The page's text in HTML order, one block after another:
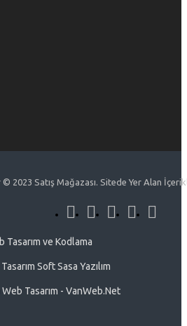
2023 Satış Mağazası. Sitede Yer Alan
ve Kodlama
Soft Sasa Yazılım
Web Tasarım - VanWeb.Net